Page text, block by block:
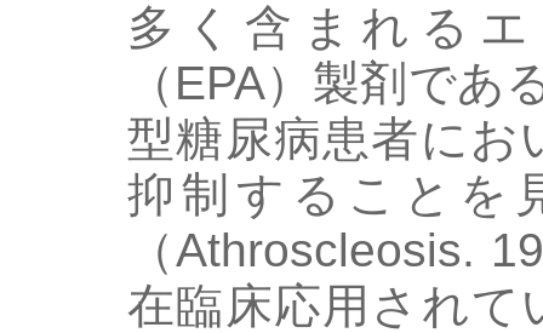
多く含まれる
（EPA）製剤で
型糖尿病患者にお
抑制することを
（Athroscleosis.
在臨床応用されて